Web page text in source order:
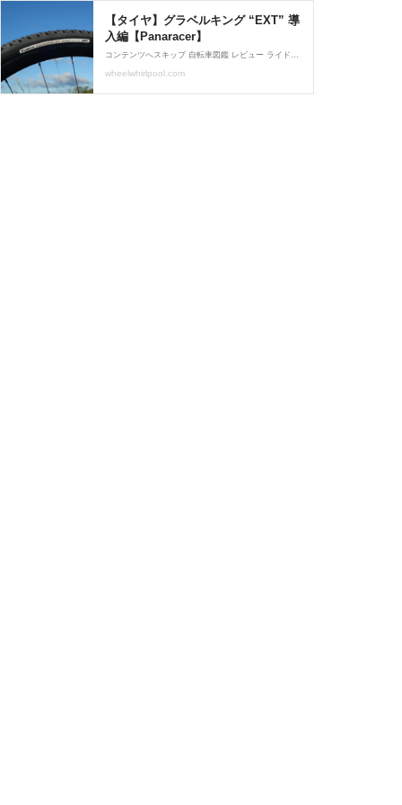
【タイヤ】グラベルキング “EXT” 導
入編【Panaracer】
コンテンツへスキップ 自転車図鑑 レビュー ライド記録 オーディオ 雑記 Twitter 自転車図鑑 レビュー ライド記録 ホーム レビュー タイヤ 日本未発売のPanaracer GravelKing EXT 38c、見た目通り舗装路での転がりは重め。少し倒せばサイドノブがゴトゴト当たる感触もハッキリあってグリップはかなり強そう。 HUNTホイールでチューブレス化して一晩でエア抜けはほぼ無し。 はよちゃんとしたグラベルで使いたい🙃 pic.twitter.com/YN4ZOrsrAn — やくも (@wartori621) December 4, 2020 おなじみグラベルキングの、ちょっ...
wheelwhirlpool.com